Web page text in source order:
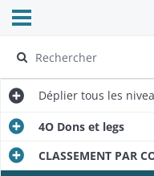
Ouvrir le menu déroulant
Déplier tous les
4O Dons et legs
CLASSEMENT PAR